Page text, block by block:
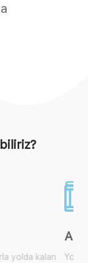
olan mobil araçtan